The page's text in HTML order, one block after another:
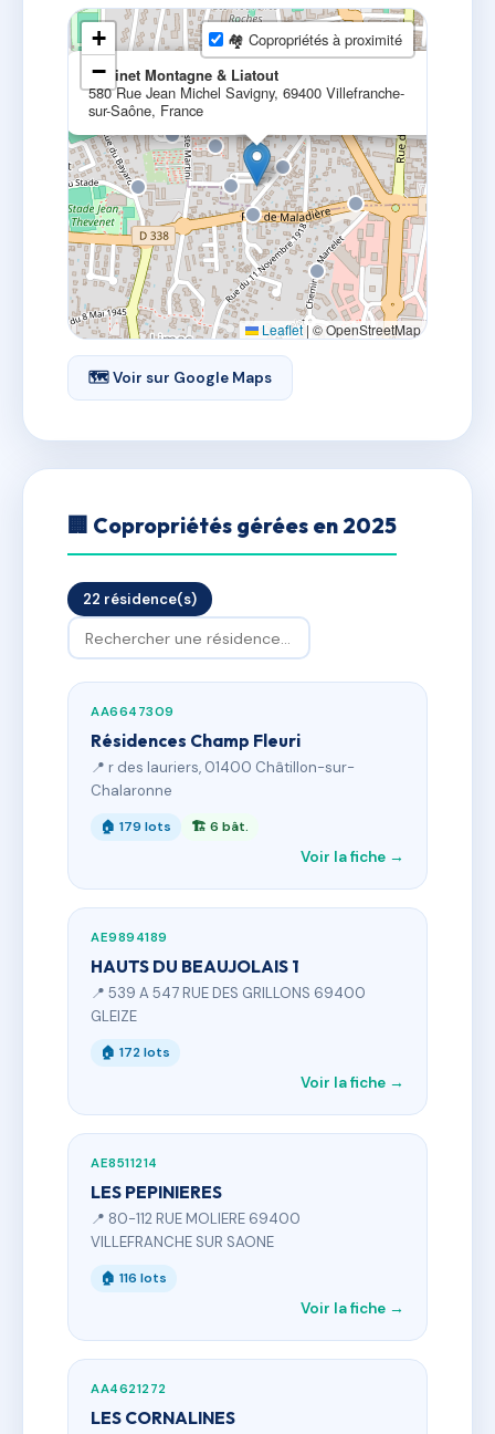
Cabinet Montagne & Liatout
580 Rue Jean Michel Savigny, 69400 Villefranche-
sur-Saône, France
+
−
🏘 Copropriétés à proximité
Leaflet | © OpenStreetMap
🗺 Voir sur Google Maps
🏢 Copropriétés gérées en 2025
22 résidence(s)
AA6647309
Résidences Champ Fleuri
📍 r des lauriers, 01400 Châtillon-sur-
Chalaronne
🏠 179 lots 🏗 6 bât.
Voir la fiche →
AE9894189
HAUTS DU BEAUJOLAIS 1
📍 539 A 547 RUE DES GRILLONS 69400
GLEIZE
🏠 172 lots
Voir la fiche →
AE8511214
LES PEPINIERES
📍 80-112 RUE MOLIERE 69400
VILLEFRANCHE SUR SAONE
🏠 116 lots
Voir la fiche →
AA4621272
LES CORNALINES